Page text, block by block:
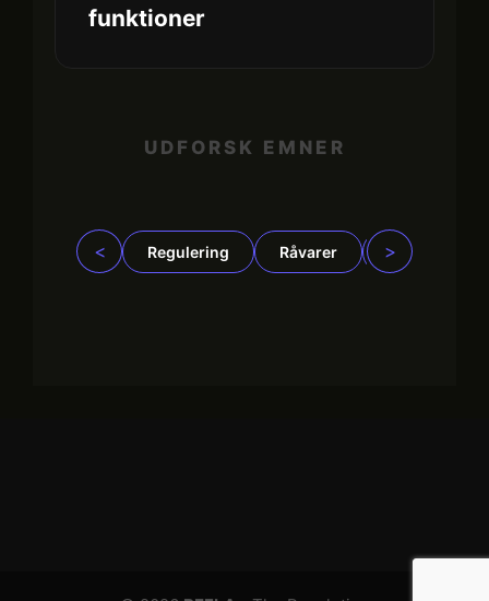
funktioner
UDFORSK EMNER
< Regulering Råvarer >